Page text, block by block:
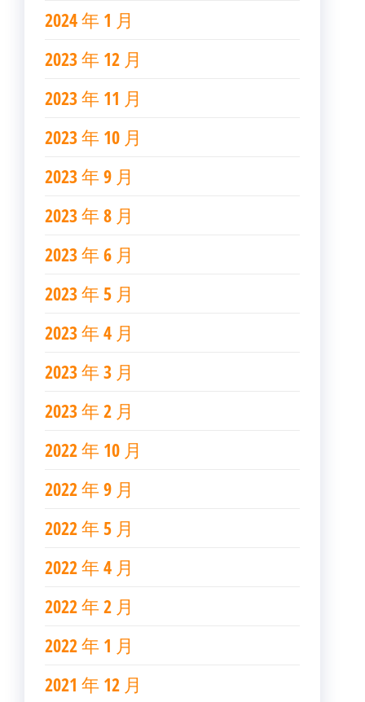
2024 年 1 月
2023 年 12 月
2023 年 11 月
2023 年 10 月
2023 年 9 月
2023 年 8 月
2023 年 6 月
2023 年 5 月
2023 年 4 月
2023 年 3 月
2023 年 2 月
2022 年 10 月
2022 年 9 月
2022 年 5 月
2022 年 4 月
2022 年 2 月
2022 年 1 月
2021 年 12 月